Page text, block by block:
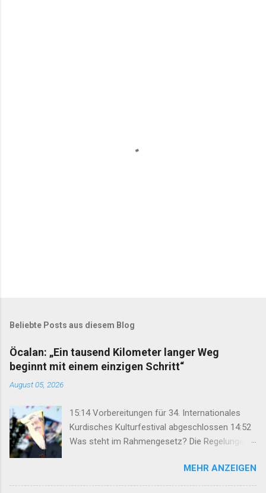
Beliebte Posts aus diesem Blog
Öcalan: „Ein tausend Kilometer langer Weg
beginnt mit einem einzigen Schritt“
August 05, 2026
15:14 Vorbereitungen für 34. Internationales
Kurdisches Kulturfestival abgeschlossen 14:52
Was steht im Rahmengesetz? Die Regelungen
Keimzelle des Demokratisierungsprozesses
werden 14:25 Rahmengesetz zum
MEHR ANZEIGEN